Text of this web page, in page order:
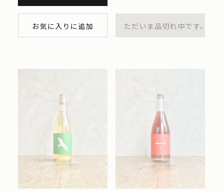
お気に入りに追加 ただいま品切れ中です。